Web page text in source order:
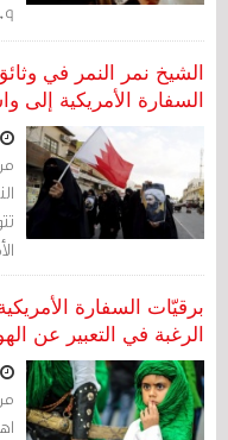
الشيخ نمر النمر في
السفارة الأمريكية إلى
الرغبة في التعبير عن